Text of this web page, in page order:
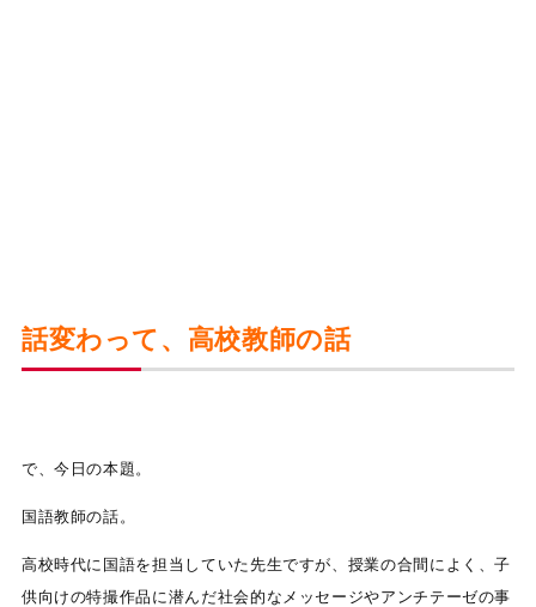
話変わって、高校教師の話
で、今日の本題。
国語教師の話。
高校時代に国語を担当していた先生ですが、授業の合間によく、子
供向けの特撮作品に潜んだ社会的なメッセージやアンチテーゼの事